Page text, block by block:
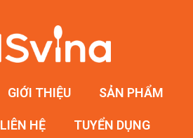
GIỚI THIỆU SẢN PHẨM
LIÊN HỆ TUYỂN DỤNG